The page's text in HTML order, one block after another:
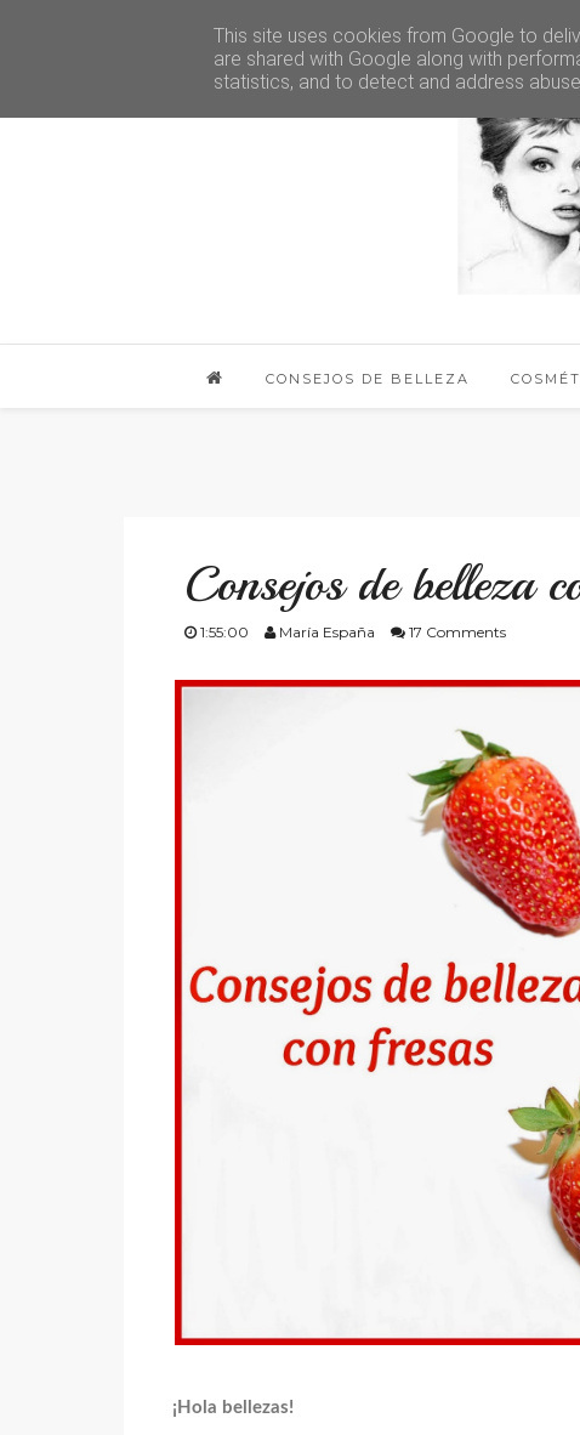
CONSEJOS DE BELLEZA
Consejos de belleza
1:55:00 María España 17 Comments
¡Hola bellezas!
This site uses cookies from Google to
are shared with Google along with
statistics, and to detect and address